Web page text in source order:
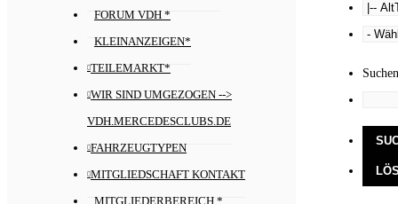
FORUM VDH *
KLEINANZEIGEN*
TEILEMARKT*
WIR SIND UMGEZOGEN -->
VDH.MERCEDESCLUBS.DE
FAHRZEUGTYPEN
MITGLIEDSCHAFT KONTAKT
MITGLIEDERBEREICH *
Suchen